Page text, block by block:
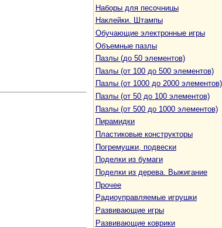
Наборы для песочницы
Наклейки. Штампы
Обучающие электронные игры
Объемные пазлы
Пазлы (до 50 элементов)
Пазлы (от 100 до 500 элементов)
Пазлы (от 1000 до 2000 элементов)
Пазлы (от 50 до 100 элементов)
Пазлы (от 500 до 1000 элементов)
Пирамидки
Пластиковые конструкторы
Погремушки, подвески
Поделки из бумаги
Поделки из дерева. Выжигание
Прочее
Радиоуправляемые игрушки
Развивающие игры
Развивающие коврики